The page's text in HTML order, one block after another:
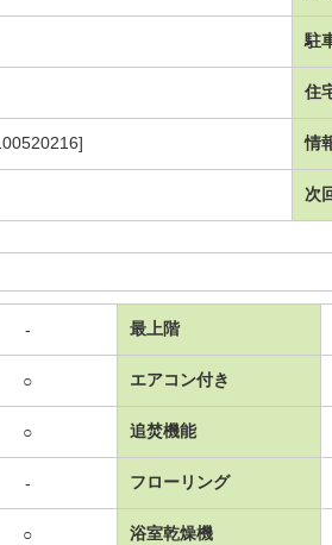
駐
住
情
次
- 最上階
○ エアコン付き
○ 追焚機能
- フローリング
○ 浴室乾燥機